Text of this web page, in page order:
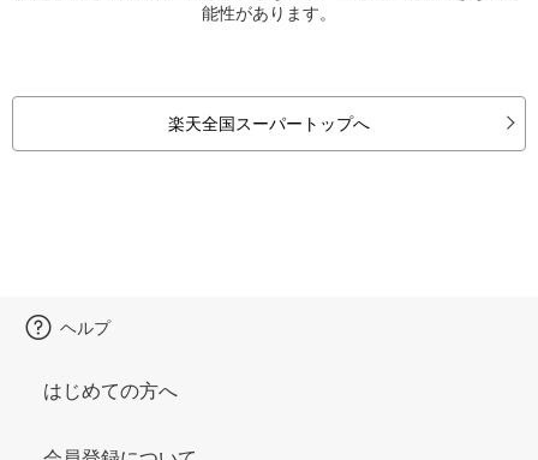
能性があります。
楽天全国スーパートップへ
ヘルプ
はじめての方へ